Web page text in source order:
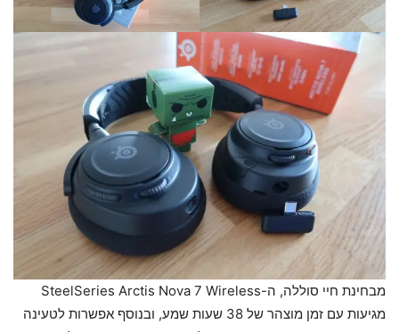
מבחינת חיי סוללה, ה-SteelSeries Arctis Nova 7 Wireless
מגיעות עם זמן מוצהר של 38 שעות שמע, ובנוסף אפשרות לטעינה